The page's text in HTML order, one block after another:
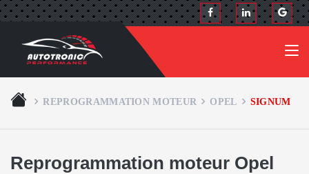
REPROGRAMMATION MOTEUR OPEL SIGNUM
Reprogrammation moteur Opel